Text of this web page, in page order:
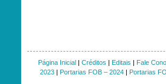
Página Inicial| Créditos | Editais | Fale
2023| Portarias FOB – 2024| Portarias